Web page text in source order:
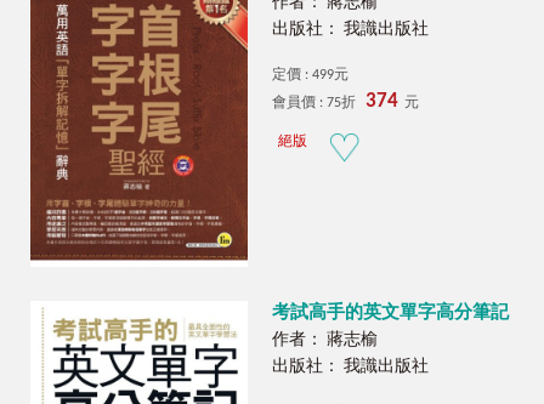
出版社： 我識出版社
定價 : 499元
會員價 : 75折
374 元
絕版
考試高手的英文單字高分筆記
作者： 蔣志榆
出版社： 我識出版社